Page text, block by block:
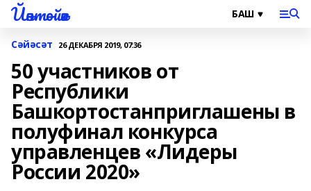
Йәнтөйәк
Сәйәсәт 26 ДЕКАБРЯ 2019, 07:36
50 участников от
Республики
Башкортостанприглашены в
полуфинал конкурса
управленцев «Лидеры
России 2020»